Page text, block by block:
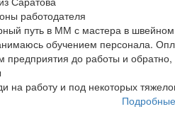
работодателя
путь в ММ с мастера в
обучением персонала.
предприятия до работы и
на работу и под некоторых